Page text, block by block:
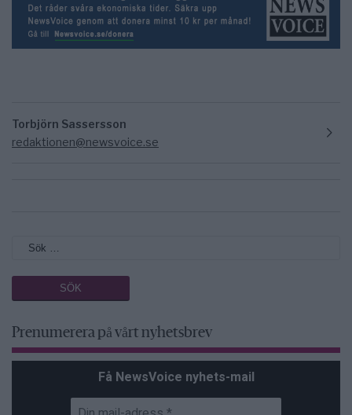
Torbjörn Sassersson
redaktionen@newsvoice.se
Prenumerera på vårt nyhetsbrev
Få NewsVoice nyhets-mail